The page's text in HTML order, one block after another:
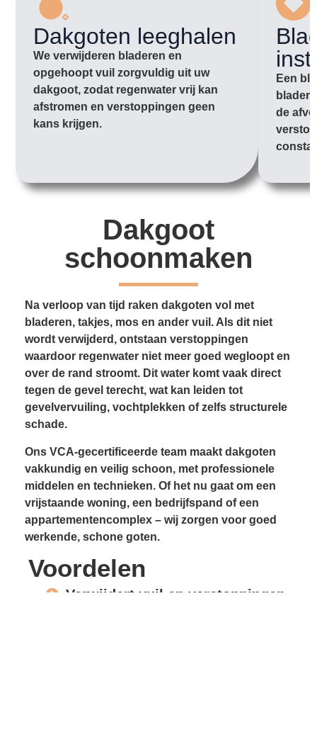
Dakgoten leeghalen
We verwijderen bladeren en
opgehoopt vuil zorgvuldig uit uw
dakgoot, zodat regenwater vrij kan
afstromen en verstoppingen geen
kans krijgen.
Een
de
Dakgoot
schoonmaken
Na verloop van tijd raken dakgoten vol met
bladeren, takjes, mos en ander vuil. Als dit niet
wordt verwijderd, ontstaan verstoppingen
waardoor regenwater niet meer goed wegloopt en
over de rand stroomt. Dit water komt vaak direct
tegen de gevel terecht, wat kan leiden tot
gevelvervuiling, vochtplekken of zelfs structurele
schade.
Ons VCA-gecertificeerde team maakt dakgoten
vakkundig en veilig schoon, met professionele
middelen en technieken. Of het nu gaat om een
vrijstaande woning, een bedrijfspand of een
appartementencomplex – wij zorgen voor goed
werkende, schone goten.
Voordelen
Verwijdert vuil en verstoppingen